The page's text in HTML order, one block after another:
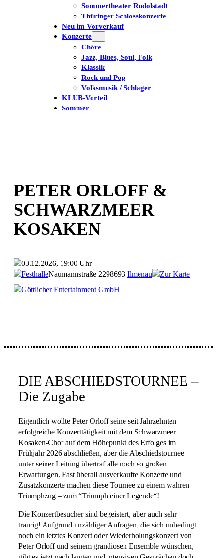
Sommertheater Rudolstadt
Thüringer Schlosskonzerte
Neu im Vorverkauf
Konzerte
Chöre
Jazz, Blues, Soul, Folk
Klassik
Rock und Pop
Volksmusik / Schlager
KLUB-Vorteil
Sommer
PETER ORLOFF &
SCHWARZMEER
KOSAKEN
03.12.2026, 19:00 Uhr
FesthalleNaumannstraße 2298693 Ilmenau
Zur Karte
Göttlicher Entertainment GmbH
DIE ABSCHIEDSTOURNEE –
Die Zugabe
Eigentlich wollte Peter Orloff seine seit Jahrzehnten
erfolgreiche Konzerttätigkeit mit dem Schwarzmeer
Kosaken-Chor auf dem Höhepunkt des Erfolges im
Frühjahr 2026 abschließen, aber die Abschiedstournee
unter seiner Leitung übertraf alle noch so großen
Erwartungen. Fast überall ausverkaufte Konzerte und
Zusatzkonzerte machen diese Tournee zu einem wahren
Triumphzug – zum “Triumph einer Legende“!
Die Konzertbesucher sind begeistert, aber auch sehr
traurig! Aufgrund unzähliger Anfragen, die sich unbedingt
noch ein letztes Konzert oder Wiederholungskonzert von
Peter Orloff und seinem grandiosen Ensemble wünschen,